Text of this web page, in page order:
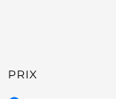
PRIX